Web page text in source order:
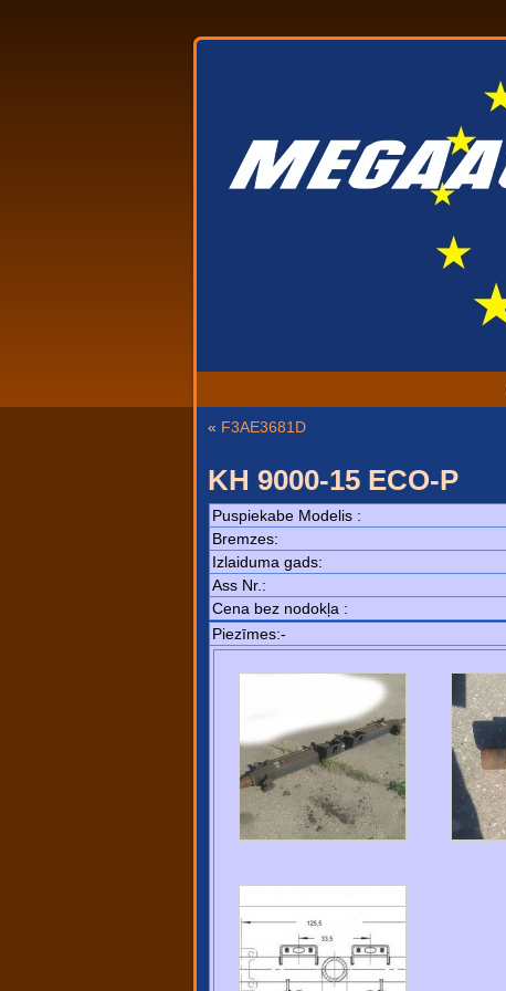
« F3AE3681D
KH 9000-15 ECO-P
Puspiekabe Modelis :
Bremzes:
Izlaiduma gads:
Ass Nr.:
Cena bez nodokļa :
Piezīmes:-